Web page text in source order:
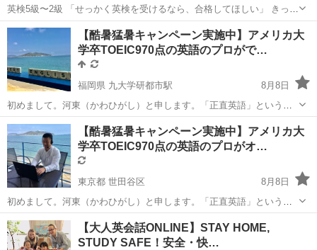
英検5級〜2級 「せっかく英検を受けるなら、合格してほしい」 きっ
と、多くの保護者の方がそう思われるのではないでしょうか。 私も、
英検対策では、「合格すること」を大切な目標の一つと考えていま
す。 ただ、合格だけを目指して、...
石川 野々市市 額住宅前駅 ライティング
【酷暑猛暑キャンペーン実施中】アメリカ大
学卒TOEIC970点の英語のプロがで…
福岡県 九大学研都市駅
8月8日
初めまして。河東（かわひがし）と申します。「正直英語」というオ
ンライン英語塾（対面も可）を運営しています。英語を教えることに
特化したプロフェッショナルです。中学英語からTOEICや英検はもち
ろんTOEFLやIELTSのような...
福岡 福岡市 九大学研都市駅 TOEIC(R)テスト
オンライン
【酷暑猛暑キャンペーン実施中】アメリカ大
学卒TOEIC970点の英語のプロがオ…
東京都 世田谷区
8月8日
初めまして。河東（かわひがし）と申します。「正直英語」という英
語塾を運営しています。英語を教えることに特化したプロフェッショ
ナルです。中学英語からTOEICや英検はもちろんTOEFLやIELTSのよ
うな難関テストにも対応して...
東京 世田谷区 英語 TOEIC
【大人英会話ONLINE】STAY HOME,
STUDY SAFE！安全・快…